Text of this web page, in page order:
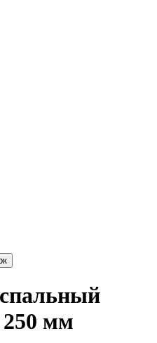
250 мм